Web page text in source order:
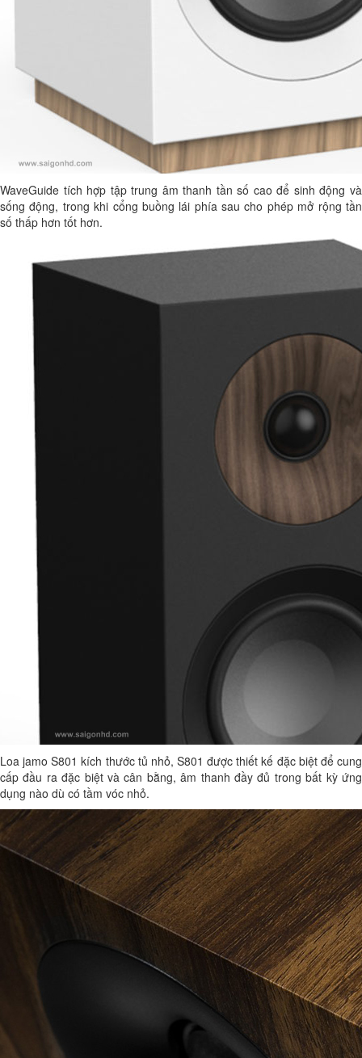
WaveGuide tích hợp tập trung âm thanh tần số cao để sinh động và
sống động, trong khi cổng buồng lái phía sau cho phép mở rộng tần
số thấp hơn tốt hơn.
Loa jamo S801 kích thước tủ nhỏ, S801 được thiết kế đặc biệt để cung
cấp đầu ra đặc biệt và cân bằng, âm thanh đầy đủ trong bất kỳ ứng
dụng nào dù có tầm vóc nhỏ.